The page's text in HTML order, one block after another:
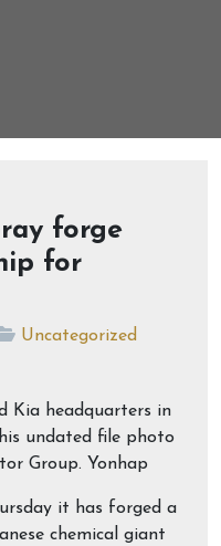
forge
for
Uncategorized
it has forged a
chemical giant